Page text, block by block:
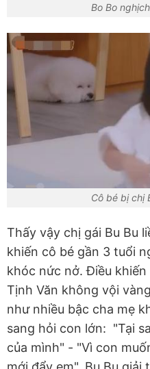
Bo Bo
Cô bé bị chị
Thấy vậy chị gái Bu Bu
khiến cô bé gần 3 tuổi
khóc nức nở. Điều
Tịnh Văn không vội
như nhiều bậc cha mẹ
sang hỏi con lớn: "Tại
của mình" - "Vì con